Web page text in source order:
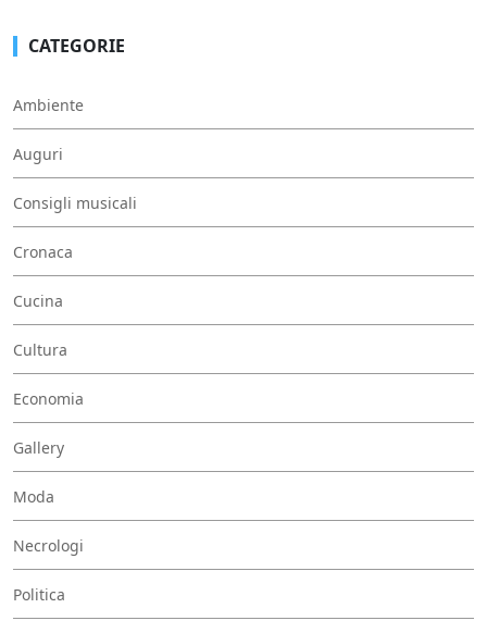
CATEGORIE
Ambiente
Auguri
Consigli musicali
Cronaca
Cucina
Cultura
Economia
Gallery
Moda
Necrologi
Politica